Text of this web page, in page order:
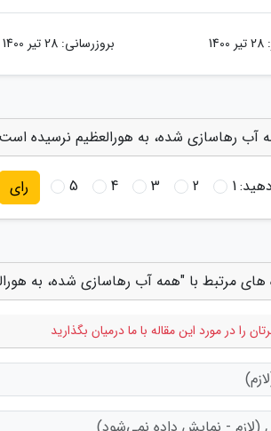
28 تیر 1400 بروزرسانی: 28 تیر 1400
آب رهاسازی شده، به هورالعظیم نرسیده
1
2
3
4
5 رای
های مرتبط با "همه آب رهاسازی شده، به
را در مورد این مقاله با ما درمیان بگذارید